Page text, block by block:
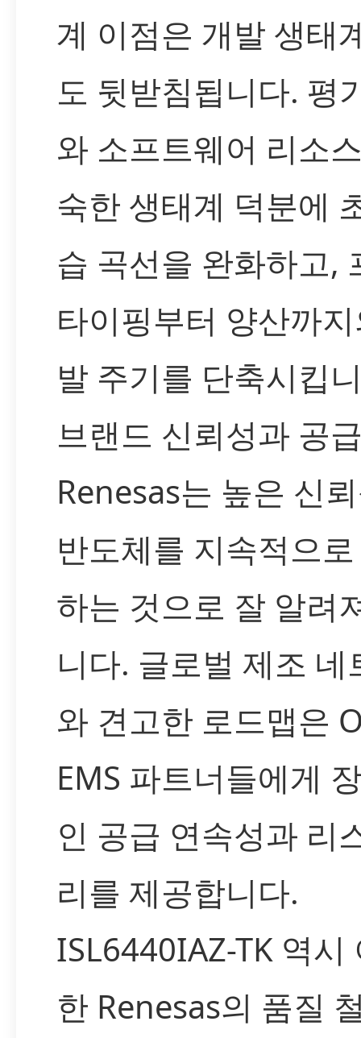
계 이점은 개발 생태
도 뒷받침됩니다. 평
와 소프트웨어 리소
숙한 생태계 덕분에
습 곡선을 완화하고,
타이핑부터 양산까
발 주기를 단축시킵
브랜드 신뢰성과 공
Renesas는 높은 신
반도체를 지속적으
하는 것으로 잘 알려
니다. 글로벌 제조 네
와 견고한 로드맵은
EMS 파트너들에게
인 공급 연속성과 리
리를 제공합니다.
ISL6440IAZ-TK 역시
한 Renesas의 품질